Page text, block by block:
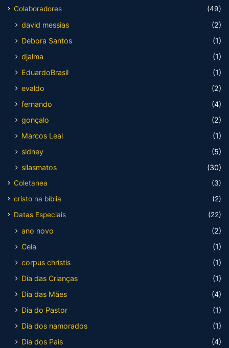
Colaboradores (49)
david messias
(2)
Debora Santos
(1)
djalma
(1)
EduardoBrasil
(1)
evaldo
(2)
fernando
(4)
gonçalo
(2)
Marcos Leal
(1)
sidney
(5)
silasmatos
(30)
Coletanea
(3)
cristo na bíblia
(2)
Datas Especiais
(22)
ano novo
(2)
Ceia
(1)
corpus christis
(1)
Dia das Crianças
(1)
Dia das Mães
(4)
Dia do Pastor
(1)
Dia dos namorados
(1)
Dia dos Pais
(4)